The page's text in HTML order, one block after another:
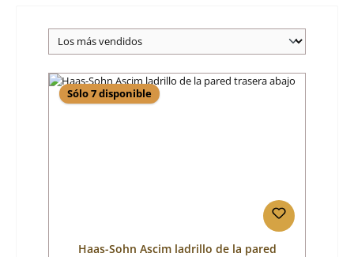
Sólo 7 disponible
Haas-Sohn Ascim ladrillo de la pared